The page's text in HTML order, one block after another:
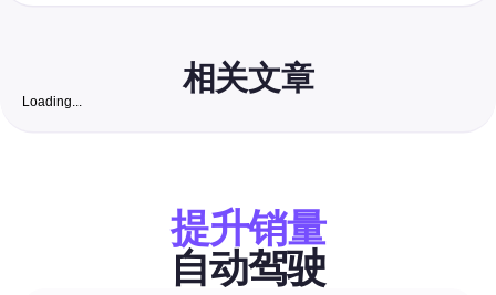
相关文章
化结合，赢得真实、业务就绪的Instagram粉丝。包括适合印度
经过审核的清单、私信/评论模板和将粉丝转化为客户的精确流
评论与私信自动化
Loading...
提升销量
自动驾驶